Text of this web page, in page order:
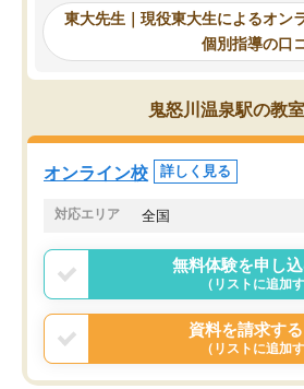
れるので、親としても安心です。毎日
使える自習室とかもあり、わからない
ところがあれば先生が回答してくれる
のも重宝しています。
東大先生｜現役東大生によるオン
個別指導の口
鬼怒川温泉駅の教
オンライン校 詳しく見る
対応エリア 全国
無料体験を申し
（リストに追加す
資料を請求する
（リストに追加す